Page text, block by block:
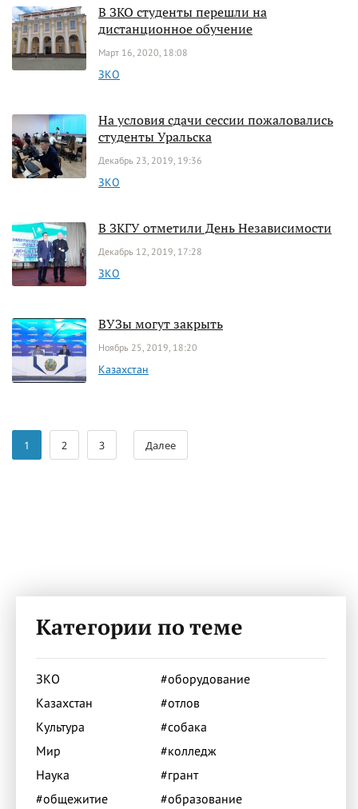
В ЗКО студенты перешли на
дистанционное обучение
Март 16, 2020, 18:08
ЗКО
На условия сдачи сессии пожаловались
студенты Уральска
Декабрь 23, 2019, 19:36
ЗКО
В ЗКГУ отметили День Независимости
Декабрь 12, 2019, 17:28
ЗКО
ВУЗы могут закрыть
Ноябрь 25, 2019, 18:20
Казахстан
1 2 3 Далее
Категории по теме
ЗКО
Казахстан
Культура
Мир
Наука
#общежитие
#оборудование
#отлов
#собака
#колледж
#грант
#образование